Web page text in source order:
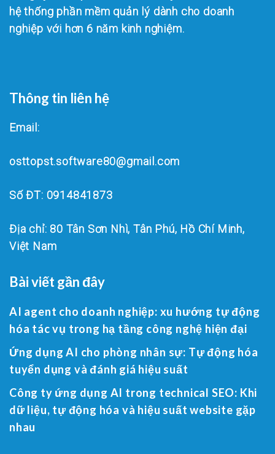
hệ thống phần mềm quản lý dành cho doanh
nghiệp với hơn 6 năm kinh nghiệm.
Thông tin liên hệ
Email:
osttopst.software80@gmail.com
Số ĐT: 0914841873
Địa chỉ: 80 Tân Sơn Nhì, Tân Phú, Hồ Chí Minh,
Việt Nam
Bài viết gần đây
AI agent cho doanh nghiệp: xu hướng tự động
hóa tác vụ trong hạ tầng công nghệ hiện đại
Ứng dụng AI cho phòng nhân sự: Tự động hóa
tuyển dụng và đánh giá hiệu suất
Công ty ứng dụng AI trong technical SEO: Khi
dữ liệu, tự động hóa và hiệu suất website gặp
nhau